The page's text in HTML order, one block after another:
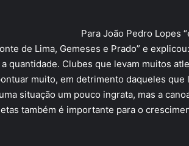
Para João Pedro Lopes
de Lima, Gemeses e Prado” e
quantidade. Clubes que levam muitos
muito, em detrimento daqueles que
situação um pouco ingrata, mas a
também é importante para o